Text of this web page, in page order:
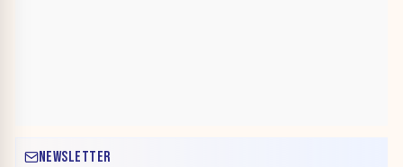
NEWSLETTER